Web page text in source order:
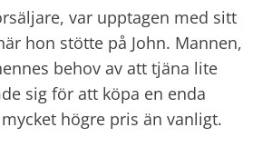
var upptagen med sitt
hon stötte på John. Mannen,
behov av att tjäna lite
sig för att köpa en enda
högre pris än vanligt.